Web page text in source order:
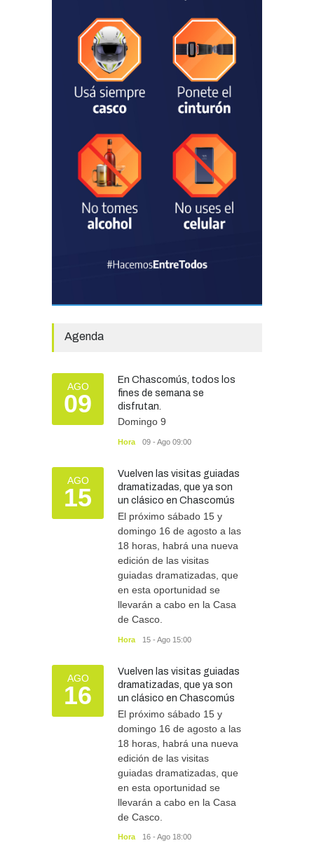
Chascomús incorporó una
estación
hidrometeorológica para
fortalecer el monitoreo y la
prevención ante eventos
climáticos
SEGURIDAD 31/07/2026
La Escuela Normal tendrá
calefacción para el reinicio
de las clases tras una obra
de emergencia financiada
por la Municipalidad
30/07/2026
Silvina Lantaño: “Estar
preparados e informados
nos protege a todos”
SEGURIDAD
Agenda
AGO
09
En Chascomús, todos los
fines de semana se
disfrutan.
Domingo 9
Hora 09 - Ago 09:00
AGO
15
Vuelven las visitas guiadas
dramatizadas, que ya son
un clásico en Chascomús
El próximo sábado 15 y
domingo 16 de agosto a las
18 horas, habrá una nueva
edición de las visitas
guiadas dramatizadas, que
en esta oportunidad se
llevarán a cabo en la Casa
de Casco.
Hora 15 - Ago 15:00
AGO
16
Vuelven las visitas guiadas
dramatizadas, que ya son
un clásico en Chascomús
El próximo sábado 15 y
domingo 16 de agosto a las
18 horas, habrá una nueva
edición de las visitas
guiadas dramatizadas, que
en esta oportunidad se
llevarán a cabo en la Casa
de Casco.
Hora 16 - Ago 18:00